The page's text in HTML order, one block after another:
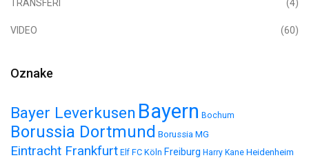
TRANSFERI (4)
VIDEO (60)
Oznake
Bayer Leverkusen Bayern Bochum
Borussia Dortmund Borussia MG
Eintracht Frankfurt Elf FC Köln Freiburg Harry Kane Heidenheim